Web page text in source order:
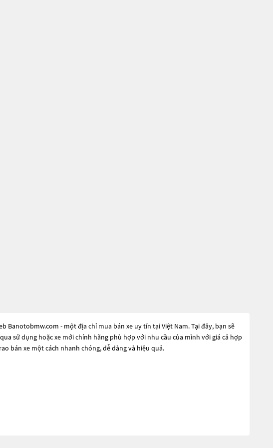
Banotobmw.com - một địa chỉ mua bán xe uy tín tại Việt Nam. Tại đây, bạn sẽ
sử dụng hoặc xe mới chính hãng phù hợp với nhu cầu của mình với giá cả hợp
bán xe một cách nhanh chóng, dễ dàng và hiệu quả.
đáp ứng nhu cầu đó, các dòng
thiết kế hiện đại và công nghệ tiên tiến. Các dòng